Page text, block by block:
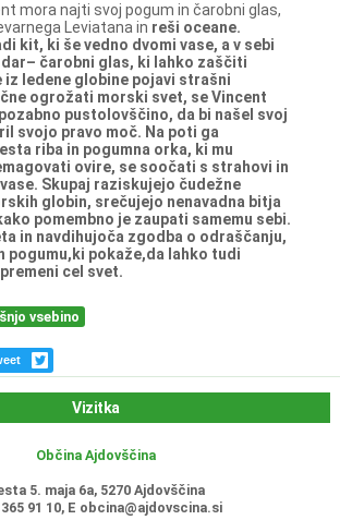
mora najti svoj pogum in čarobni glas,
Leviatana in reši oceane.
kit, ki še vedno dvomi vase, a v sebi
čarobni glas, ki lahko zaščiti
iz ledene globine pojavi strašni
ogrožati morski svet, se Vincent
pustolovščino, da bi našel svoj
svojo pravo moč. Na poti ga
riba in pogumna orka, ki mu
ovire, se soočati s strahovi in
Skupaj raziskujejo čudežne
globin, srečujejo nenavadna bitja
pomembno jezaupati samemu sebi.
in navdihujoča zgodba o odraščanju,
pogumu,ki pokaže,da lahko tudi
cel svet.
vsebino
Vizitka
Občina Ajdovščina
5. maja 6a, 5270 Ajdovščina
91 10, E obcina@ajdovscina.si